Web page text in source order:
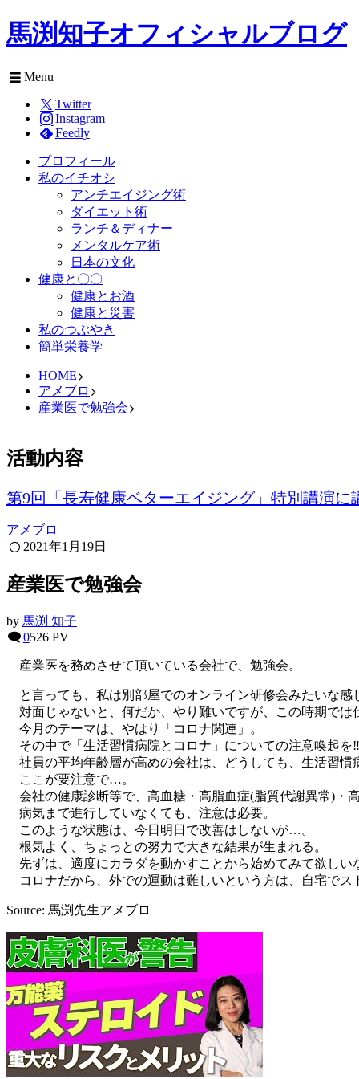
馬渕知子オフィシャルブログ
Menu
Twitter
Instagram
Feedly
プロフィール
私のイチオシ
アンチエイジング術
ダイエット術
ランチ＆ディナー
メンタルケア術
日本の文化
健康と〇〇
健康とお酒
健康と災害
私のつぶやき
簡単栄養学
HOME
アメブロ
産業医で勉強会
活動内容
第9回「長寿健康ベターエイジング」特別講演に
アメブロ
2021年1月19日
産業医で勉強会
by 馬渕 知子
0526 PV
産業医を務めさせて頂いている会社で、勉強会。
と言っても、私は別部屋でのオンライン研修会みたいな
対面じゃないと、何だか、やり難いですが、この時期では
今月のテーマは、やはり「コロナ関連」。
その中で「生活習慣病院とコロナ」についての注意喚起を‼︎
社員の平均年齢層が高めの会社は、どうしても、生活習慣
ここが要注意で…。
会社の健康診断等で、高血糖・高脂血症(脂質代謝異常)・
病気まで進行していなくても、注意は必要。
このような状態は、今日明日で改善はしないが…。
根気よく、ちょっとの努力で大きな結果が生まれる。
先ずは、適度にカラダを動かすことから始めてみて欲しい
コロナだから、外での運動は難しいという方は、自宅でス
Source: 馬渕先生アメブロ